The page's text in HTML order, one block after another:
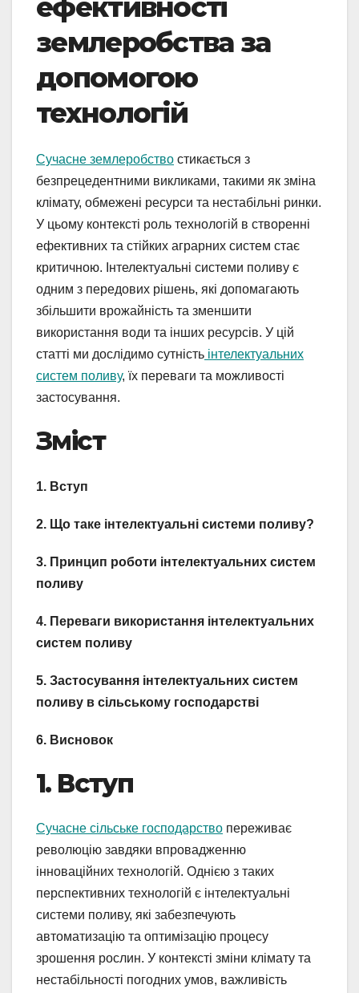
ефективності
землеробства за
допомогою
технологій
Сучасне землеробство стикається з
безпрецедентними викликами, такими як зміна
клімату, обмежені ресурси та нестабільні ринки.
У цьому контексті роль технологій в створенні
ефективних та стійких аграрних систем стає
критичною. Інтелектуальні системи поливу є
одним з передових рішень, які допомагають
збільшити врожайність та зменшити
використання води та інших ресурсів. У цій
статті ми дослідимо сутність інтелектуальних
систем поливу, їх переваги та можливості
застосування.
Зміст
1. Вступ
2. Що таке інтелектуальні системи поливу?
3. Принцип роботи інтелектуальних систем
поливу
4. Переваги використання інтелектуальних
систем поливу
5. Застосування інтелектуальних систем
поливу в сільському господарстві
6. Висновок
1. Вступ
Сучасне сільське господарство переживає
революцію завдяки впровадженню
інноваційних технологій. Однією з таких
перспективних технологій є інтелектуальні
системи поливу, які забезпечують
автоматизацію та оптимізацію процесу
зрошення рослин. У контексті зміни клімату та
нестабільності погодних умов, важливість